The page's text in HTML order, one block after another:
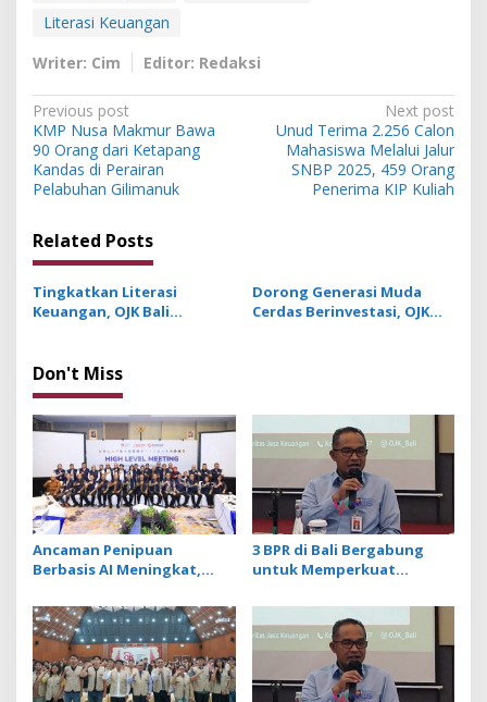
Literasi Keuangan
Writer: Cim
Editor: Redaksi
P
o
s
t
n
a
v
i
g
a
t
o
n
Previous post
KMP Nusa Makmur Bawa
90 Orang dari Ketapang
Kandas di Perairan
Pelabuhan Gilimanuk
Next post
Unud Terima 2.256 Calon
Mahasiswa Melalui Jalur
SNBP 2025, 459 Orang
Penerima KIP Kuliah
Related Posts
Tingkatkan Literasi
Keuangan, OJK Bali
Dorong Generasi Muda
Cerdas Berinvestasi, OJK
Don't Miss
Ancaman Penipuan
Berbasis AI Meningkat,
Penindakan dan
Pengembangan Aplikasi
Anti Penipuan
3 BPR di Bali Bergabung
untuk Memperkuat
Tingkatkan Daya Saing